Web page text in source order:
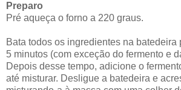
Preparo
Pré aqueça o forno a 220 graus.
Bata todos os ingredientes na batedeira
5 minutos (com exceção do fermento e
Depois desse tempo, adicione o
até misturar. Desligue a batedeira e